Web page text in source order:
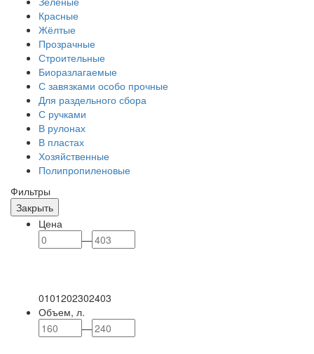
Красные
Жёлтые
Прозрачные
Строительные
Биоразлагаемые
С завязками особо прочные
Для раздельного сбора
С ручками
В рулонах
В пластах
Хозяйственные
Полипропиленовые
Фильтры
Закрыть
Цена
—
0101202302403
Объем, л.
—